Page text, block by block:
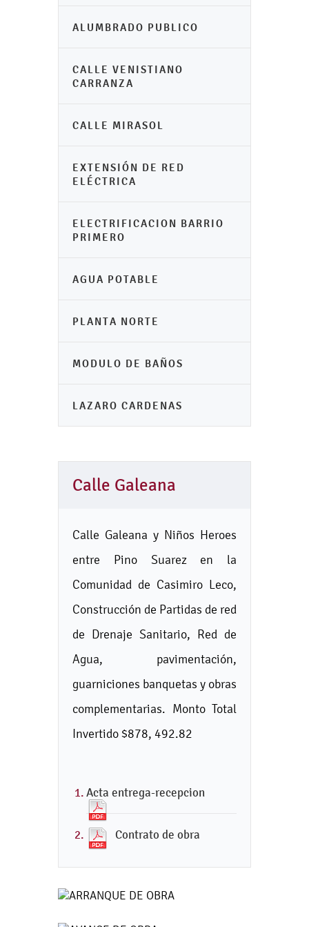
ALUMBRADO PUBLICO
CALLE VENISTIANO
CARRANZA
CALLE MIRASOL
EXTENSIÓN DE RED
ELÉCTRICA
ELECTRIFICACION BARRIO
PRIMERO
AGUA POTABLE
PLANTA NORTE
MODULO DE BAÑOS
LAZARO CARDENAS
Calle Galeana
Calle Galeana y Niños Heroes
entre Pino Suarez en la
Comunidad de Casimiro Leco,
Construcción de Partidas de red
de Drenaje Sanitario, Red de
Agua, pavimentación,
guarniciones banquetas y obras
complementarias. Monto Total
Invertido $878, 492.82
Acta entrega-recepcion
Contrato de obra